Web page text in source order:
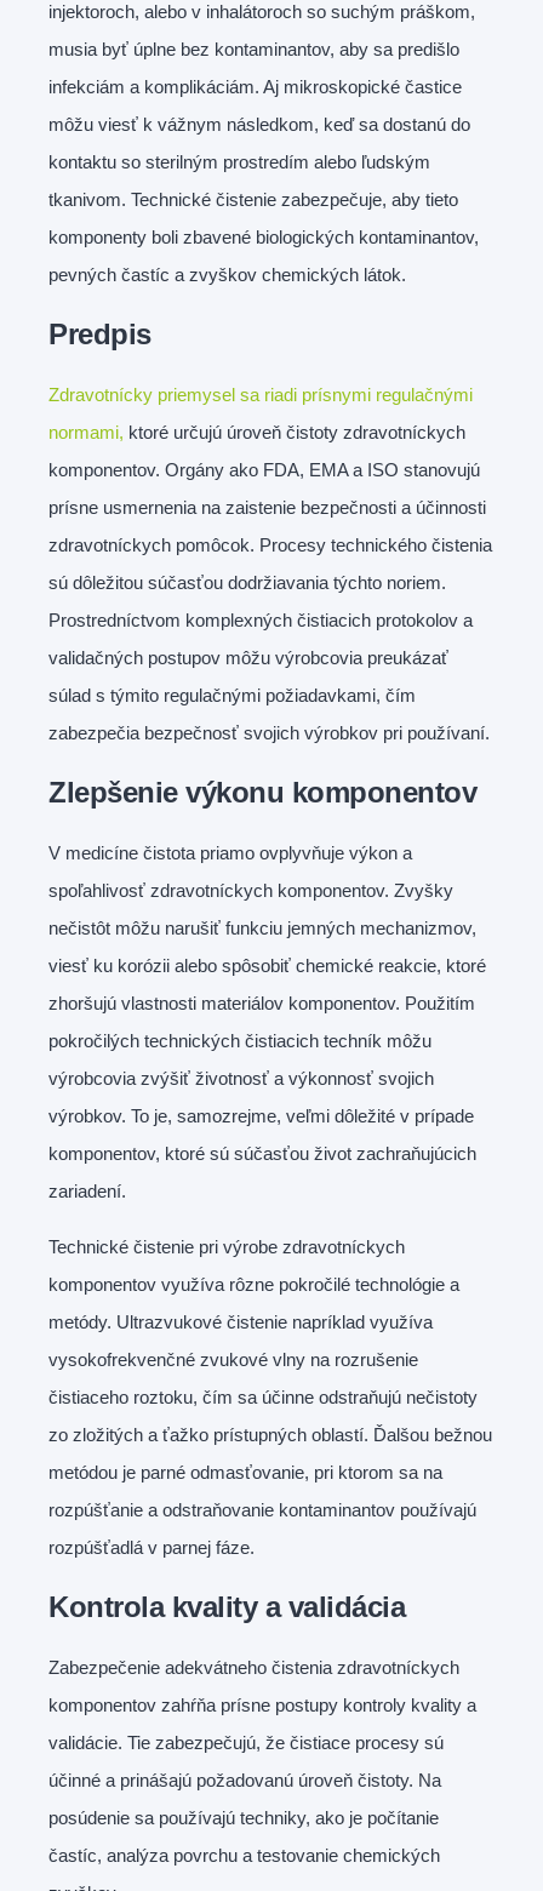
injektoroch, alebo v inhalátoroch so suchým práškom,
musia byť úplne bez kontaminantov, aby sa predišlo
infekciám a komplikáciám. Aj mikroskopické častice
môžu viesť k vážnym následkom, keď sa dostanú do
kontaktu so sterilným prostredím alebo ľudským
tkanivom. Technické čistenie zabezpečuje, aby tieto
komponenty boli zbavené biologických kontaminantov,
pevných častíc a zvyškov chemických látok.
Predpis
Zdravotnícky priemysel sa riadi prísnymi regulačnými
normami, ktoré určujú úroveň čistoty zdravotníckych
komponentov. Orgány ako FDA, EMA a ISO stanovujú
prísne usmernenia na zaistenie bezpečnosti a účinnosti
zdravotníckych pomôcok. Procesy technického čistenia
sú dôležitou súčasťou dodržiavania týchto noriem.
Prostredníctvom komplexných čistiacich protokolov a
validačných postupov môžu výrobcovia preukázať
súlad s týmito regulačnými požiadavkami, čím
zabezpečia bezpečnosť svojich výrobkov pri používaní.
Zlepšenie výkonu komponentov
V medicíne čistota priamo ovplyvňuje výkon a
spoľahlivosť zdravotníckych komponentov. Zvyšky
nečistôt môžu narušiť funkciu jemných mechanizmov,
viesť ku korózii alebo spôsobiť chemické reakcie, ktoré
zhoršujú vlastnosti materiálov komponentov. Použitím
pokročilých technických čistiacich techník môžu
výrobcovia zvýšiť životnosť a výkonnosť svojich
výrobkov. To je, samozrejme, veľmi dôležité v prípade
komponentov, ktoré sú súčasťou život zachraňujúcich
zariadení.
Technické čistenie pri výrobe zdravotníckych
komponentov využíva rôzne pokročilé technológie a
metódy. Ultrazvukové čistenie napríklad využíva
vysokofrekvenčné zvukové vlny na rozrušenie
čistiaceho roztoku, čím sa účinne odstraňujú nečistoty
zo zložitých a ťažko prístupných oblastí. Ďalšou bežnou
metódou je parné odmasťovanie, pri ktorom sa na
rozpúšťanie a odstraňovanie kontaminantov používajú
rozpúšťadlá v parnej fáze.
Kontrola kvality a validácia
Zabezpečenie adekvátneho čistenia zdravotníckych
komponentov zahŕňa prísne postupy kontroly kvality a
validácie. Tie zabezpečujú, že čistiace procesy sú
účinné a prinášajú požadovanú úroveň čistoty. Na
posúdenie sa používajú techniky, ako je počítanie
častíc, analýza povrchu a testovanie chemických